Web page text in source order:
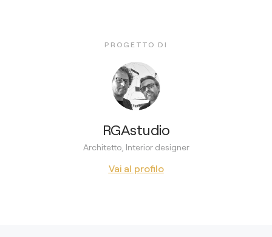
PROGETTO DI
RGAstudio
Architetto, Interior designer
Vai al profilo